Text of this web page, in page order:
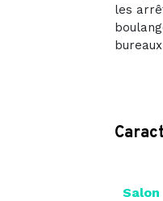
les
Salon